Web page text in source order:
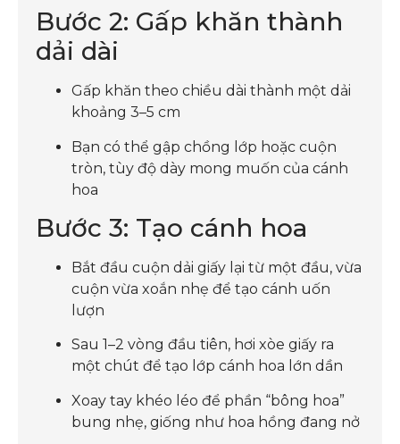
Bước 2: Gấp khăn thành
dải dài
Gấp khăn theo chiều dài thành một dải
khoảng 3–5 cm
Bạn có thể gập chồng lớp hoặc cuộn
tròn, tùy độ dày mong muốn của cánh
hoa
Bước 3: Tạo cánh hoa
Bắt đầu cuộn dải giấy lại từ một đầu, vừa
cuộn vừa xoắn nhẹ để tạo cánh uốn
lượn
Sau 1–2 vòng đầu tiên, hơi xòe giấy ra
một chút để tạo lớp cánh hoa lớn dần
Xoay tay khéo léo để phần “bông hoa”
bung nhẹ, giống như hoa hồng đang nở